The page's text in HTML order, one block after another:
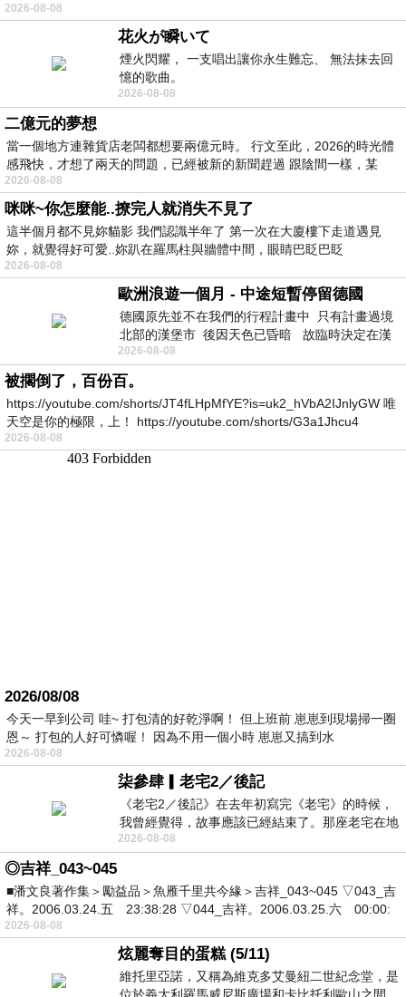
2026-08-08
花火が瞬いて
煙火閃耀， 一支唱出讓你永生難忘、 無法抹去回
憶的歌曲。
2026-08-08
二億元的夢想
當一個地方連雜貨店老闆都想要兩億元時。 行文至此，2026的時光體
感飛快，才想了兩天的問題，已經被新的新聞趕過 跟陰間一樣，某
2026-08-08
咪咪~你怎麼能..撩完人就消失不見了
這半個月都不見妳貓影 我們認識半年了 第一次在大廈樓下走道遇見
妳，就覺得好可愛..妳趴在羅馬柱與牆體中間，眼睛巴眨巴眨
2026-08-08
歐洲浪遊一個月 - 中途短暫停留德國
德國原先並不在我們的行程計畫中 只有計畫過境
北部的漢堡市 後因天色已昏暗 故臨時決定在漢
堡市吃晚餐和過夜
2026-08-08
被擱倒了，百份百。
https://youtube.com/shorts/JT4fLHpMfYE?is=uk2_hVbA2IJnlyGW 唯
天空是你的極限，上！ https://youtube.com/shorts/G3a1Jhcu4
2026-08-08
2026/08/08
今天一早到公司 哇~ 打包清的好乾淨啊！ 但上班前 崽崽到現場掃一圈
恩～ 打包的人好可憐喔！ 因為不用一個小時 崽崽又搞到水
2026-08-08
柒參肆▎老宅2／後記
《老宅2／後記》在去年初寫完《老宅》的時候，
我曾經覺得，故事應該已經結束了。那座老宅在地
震中倒塌，七個人終於離開那片黑暗，
2026-08-08
◎吉祥_043~045
■潘文良著作集＞勵益品＞魚雁千里共今緣＞吉祥_043~045 ▽043_吉
祥。2006.03.24.五 23:38:28 ▽044_吉祥。2006.03.25.六 00:00:
2026-08-08
炫麗奪目的蛋糕 (5/11)
維托里亞諾，又稱為維克多艾曼紐二世紀念堂，是